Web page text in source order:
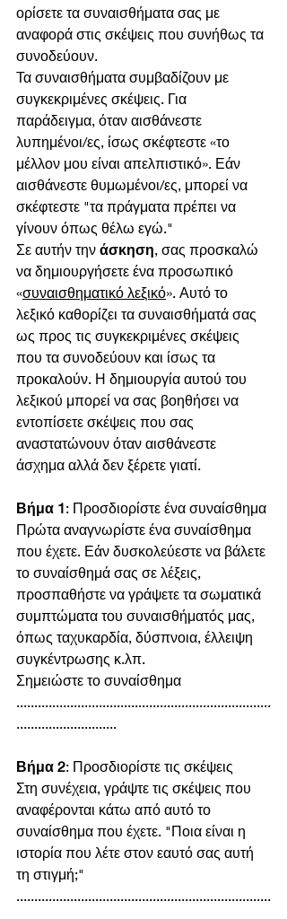
ορίσετε τα συναισθήματα σας με
αναφορά στις σκέψεις που συνήθως τα
συνοδεύουν.
Τα συναισθήματα συμβαδίζουν με
συγκεκριμένες σκέψεις. Για
παράδειγμα, όταν αισθάνεστε
λυπημένοι/ες, ίσως σκέφτεστε «το
μέλλον μου είναι απελπιστικό». Εάν
αισθάνεστε θυμωμένοι/ες, μπορεί να
σκέφτεστε "τα πράγματα πρέπει να
γίνουν όπως θέλω εγώ."
Σε αυτήν την άσκηση, σας προσκαλώ
να δημιουργήσετε ένα προσωπικό
«συναισθηματικό λεξικό». Αυτό το
λεξικό καθορίζει τα συναισθήματά σας
ως προς τις συγκεκριμένες σκέψεις
που τα συνοδεύουν και ίσως τα
προκαλούν. Η δημιουργία αυτού του
λεξικού μπορεί να σας βοηθήσει να
εντοπίσετε σκέψεις που σας
αναστατώνουν όταν αισθάνεστε
άσχημα αλλά δεν ξέρετε γιατί.
Βήμα 1: Προσδιορίστε ένα συναίσθημα
Πρώτα αναγνωρίστε ένα συναίσθημα
που έχετε. Εάν δυσκολεύεστε να βάλετε
το συναίσθημά σας σε λέξεις,
προσπαθήστε να γράψετε τα σωματικά
συμπτώματα του συναισθήματός μας,
όπως ταχυκαρδία, δύσπνοια, έλλειψη
συγκέντρωσης κ.λπ.
Σημειώστε το συναίσθημα
.......................................................................
............................
Βήμα 2: Προσδιορίστε τις σκέψεις
Στη συνέχεια, γράψτε τις σκέψεις που
αναφέρονται κάτω από αυτό το
συναίσθημα που έχετε. "Ποια είναι η
ιστορία που λέτε στον εαυτό σας αυτή
τη στιγμή;"
.......................................................................